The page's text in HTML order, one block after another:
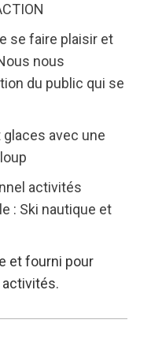
se faire plaisir et
nous
du public qui se
avec une
activités
: Ski nautique et
et fourni pour